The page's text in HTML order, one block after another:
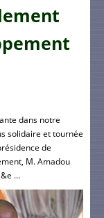
dans notre
solidaire et tournée
de
M. Amadou
...